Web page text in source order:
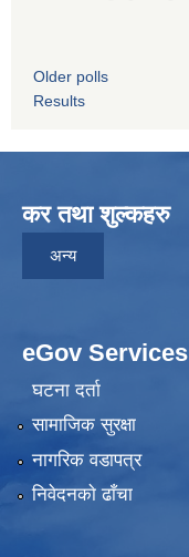
Older polls
Results
कर तथा शुल्कहरु
अन्य
eGov Services
घटना दर्ता
सामाजिक सुरक्षा
नागरिक वडापत्र
निवेदनकाे ढाँचा